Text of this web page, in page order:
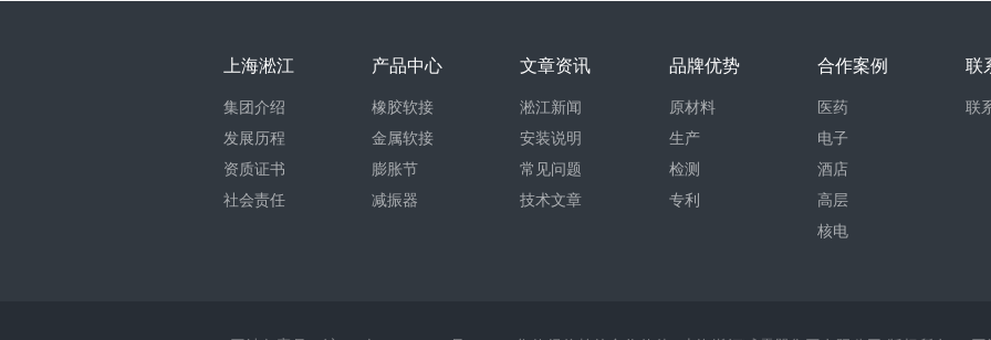
上海淞江
集团介绍
发展历程
资质证书
社会责任
产品中心
橡胶软接
金属软接
膨胀节
减振器
文章资讯
淞江新闻
安装说明
常见问题
技术文章
品牌优势
原材料
生产
检测
专利
合作案例
医药
电子
酒店
高层
核电
联
联